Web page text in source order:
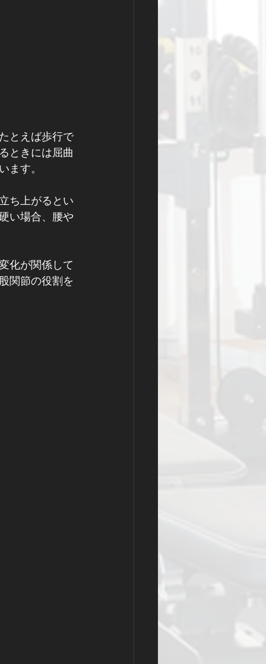
とえば歩行で
ときには屈曲
ます。
ち上がるとい
い場合、腰や
化が関係して
関節の役割を